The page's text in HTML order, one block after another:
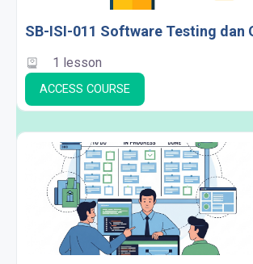
1 lesson
ACCESS COURSE